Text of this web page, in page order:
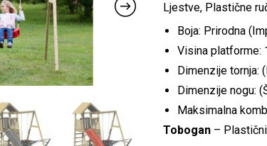
Ljestve, Plastične
Boja: Prirodna
Visina platforme:
Dimenzije tornja:
Dimenzije nogu:
Maksimalna
Tobogan–